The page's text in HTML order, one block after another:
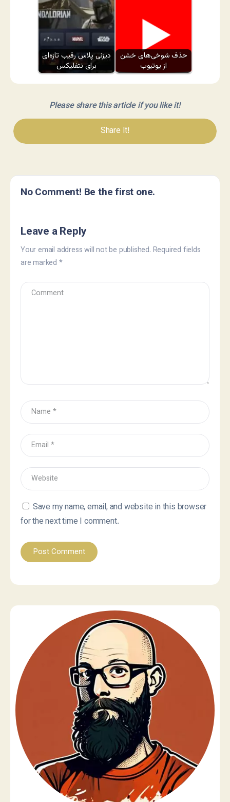
دیزنی پلاس رقیب تازه‌ای
برای نتفلیکس
حذف شوخی‌های خشن
از یوتیوب
Please share this article if you like it!
Share It!
No Comment! Be the first one.
Leave a Reply
Your email address will not be published. Required fields
are marked *
Save my name, email, and website in this browser
for the next time I comment.